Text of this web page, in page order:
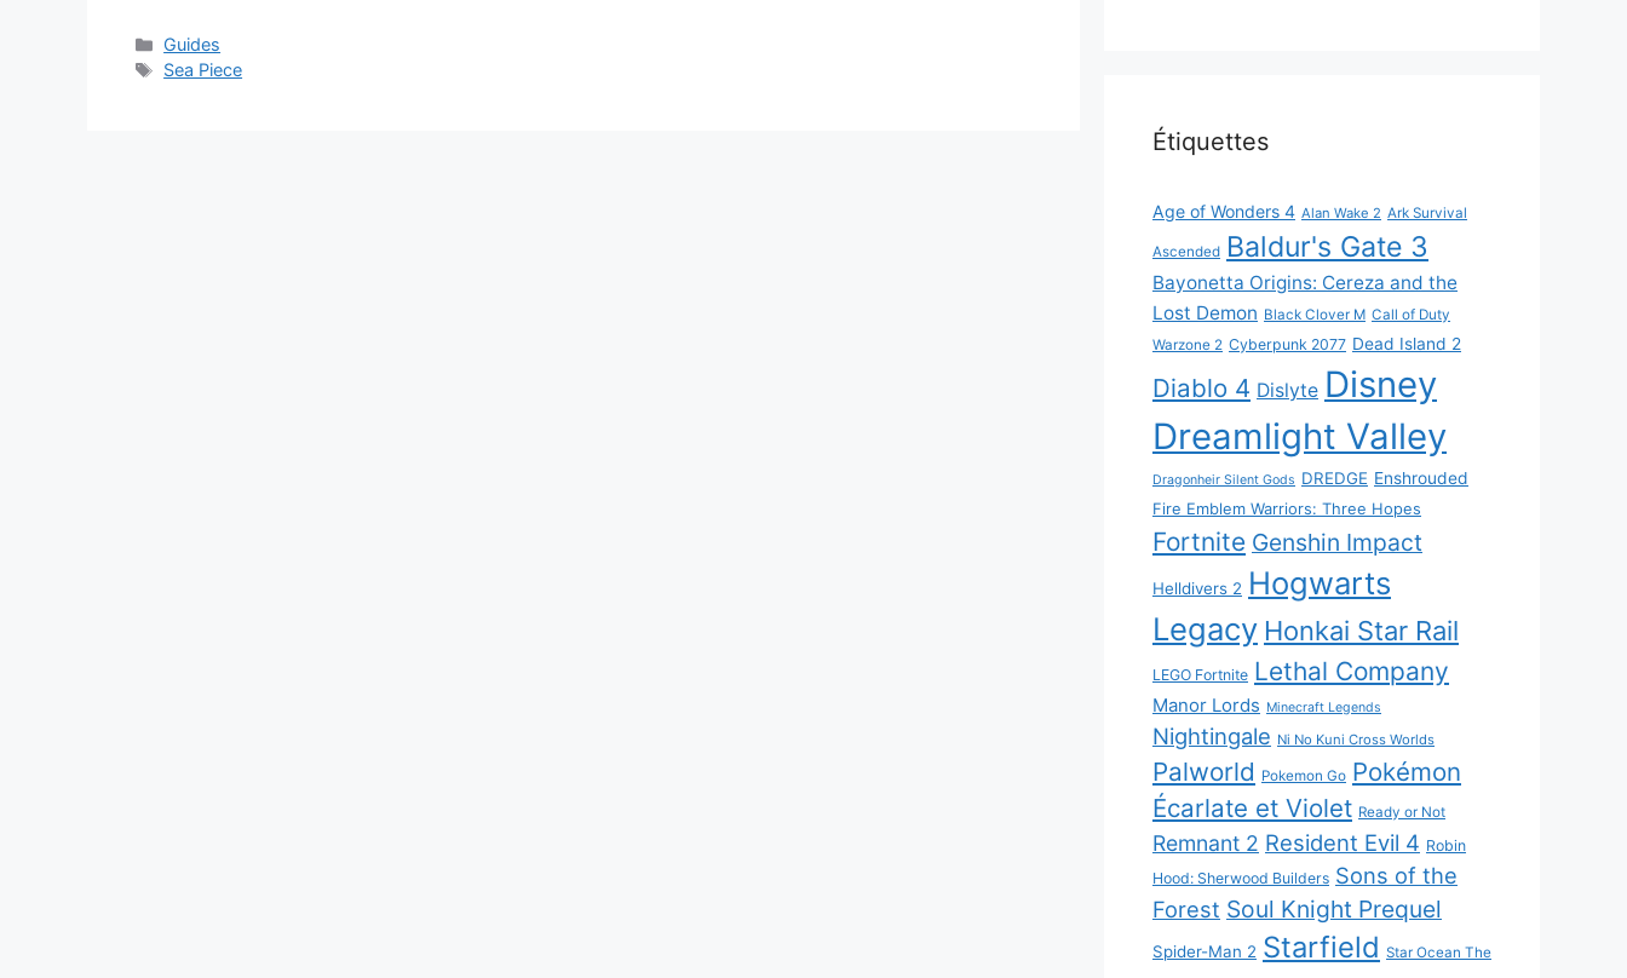
Catégories
Guides
Étiquettes
Sea Piece
Étiquettes
Age of Wonders 4 Alan Wake 2 Ark Survival
Ascended Baldur's Gate 3
Bayonetta Origins: Cereza and the
Lost Demon Black Clover M Call of Duty
Warzone 2 Cyberpunk 2077 Dead Island 2
Diablo 4 Dislyte Disney
Dreamlight Valley
Dragonheir Silent Gods DREDGE Enshrouded
Fire Emblem Warriors: Three Hopes
Fortnite Genshin Impact
Helldivers 2 Hogwarts
Legacy Honkai Star Rail
LEGO Fortnite Lethal Company
Manor Lords Minecraft Legends
Nightingale Ni No Kuni Cross Worlds
Palworld Pokemon Go Pokémon
Écarlate et Violet Ready or Not
Remnant 2 Resident Evil 4 Robin
Hood: Sherwood Builders Sons of the
Forest Soul Knight Prequel
Spider-Man 2 Starfield Star Ocean The